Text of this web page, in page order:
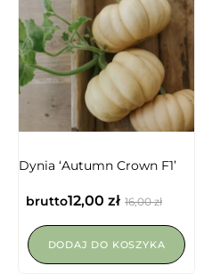
Dynia ‘Autumn Crown F1’
16,00zł
12,00 zł
brutto
DODAJ DO KOSZYKA